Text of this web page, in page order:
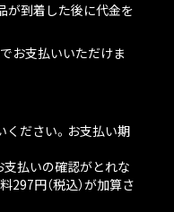
が到着した後に代金を
お支払いいただけま
ださい。お支払い期
払いの確認がとれな
297円（税込）が加算さ